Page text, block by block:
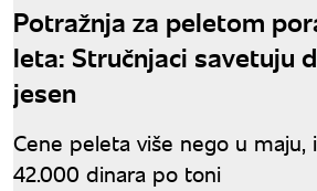
Potražnja za peletom
leta: Stručnjaci savetuju
jesen
Cene peleta više nego u maju,
42.000 dinara po toni